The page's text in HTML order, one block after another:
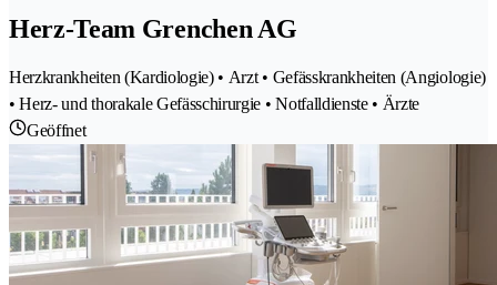
Herz-Team Grenchen AG
Herzkrankheiten (Kardiologie) • Arzt • Gefässkrankheiten (Angiologie)
• Herz- und thorakale Gefässchirurgie • Notfalldienste • Ärzte
Geöffnet